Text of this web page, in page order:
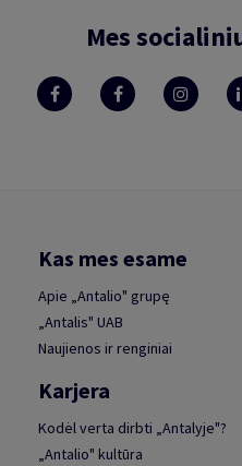
Mes
Kas mes esame
Apie „Antalio" grupę
„Antalis" UAB
Naujienos ir renginiai
Karjera
Kodėl verta dirbti „Antalyje"?
„Antalio" kultūra